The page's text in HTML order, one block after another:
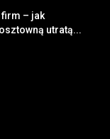
– jak
utratą...